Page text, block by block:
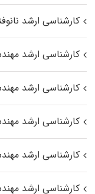
کارشناسی ارشد
کارشناسی ارشد
کارشناسی ارشد
کارشناسی ارشد
کارشناسی ارشد
کارشناسی ارشد